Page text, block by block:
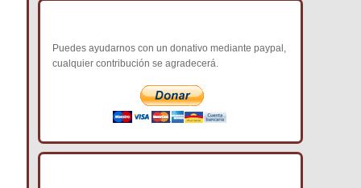
Puedes ayudarnos con un donativo mediante paypal,
cualquier contribución se agradecerá.